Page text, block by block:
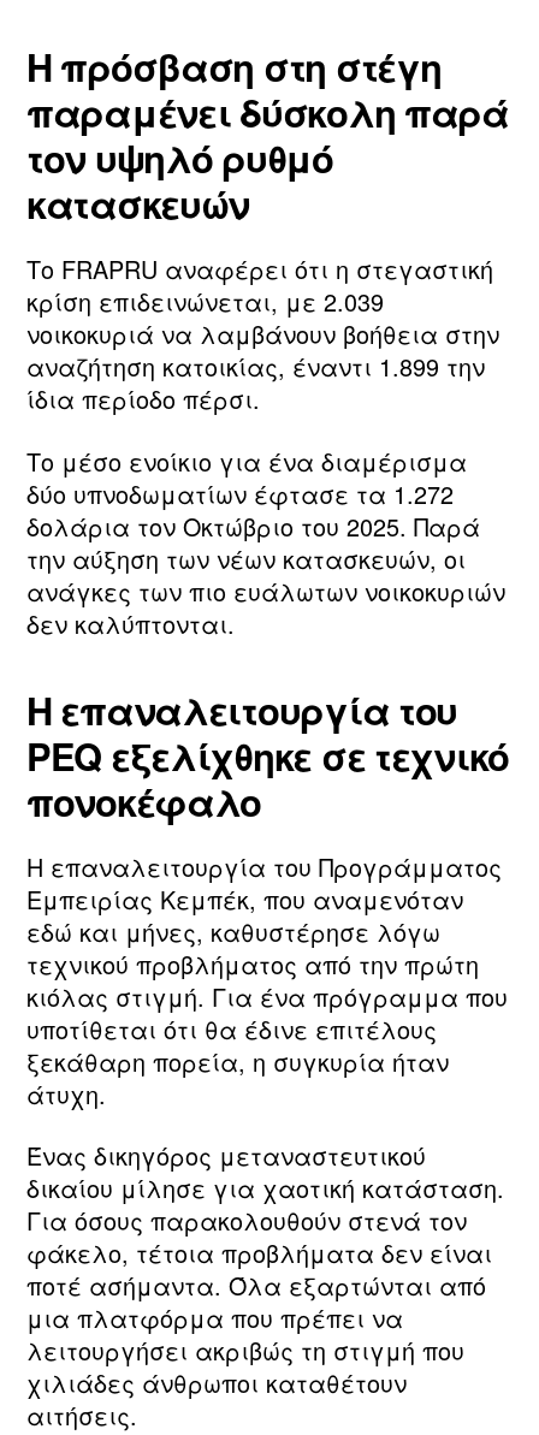
Η πρόσβαση στη στέγη
παραμένει δύσκολη παρά
τον υψηλό ρυθμό
κατασκευών
Το FRAPRU αναφέρει ότι η στεγαστική
κρίση επιδεινώνεται, με 2.039
νοικοκυριά να λαμβάνουν βοήθεια στην
αναζήτηση κατοικίας, έναντι 1.899 την
ίδια περίοδο πέρσι.
Το μέσο ενοίκιο για ένα διαμέρισμα
δύο υπνοδωματίων έφτασε τα 1.272
δολάρια τον Οκτώβριο του 2025. Παρά
την αύξηση των νέων κατασκευών, οι
ανάγκες των πιο ευάλωτων νοικοκυριών
δεν καλύπτονται.
Η επαναλειτουργία του
PEQ εξελίχθηκε σε τεχνικό
πονοκέφαλο
Η επαναλειτουργία του Προγράμματος
Εμπειρίας Κεμπέκ, που αναμενόταν
εδώ και μήνες, καθυστέρησε λόγω
τεχνικού προβλήματος από την πρώτη
κιόλας στιγμή. Για ένα πρόγραμμα που
υποτίθεται ότι θα έδινε επιτέλους
ξεκάθαρη πορεία, η συγκυρία ήταν
άτυχη.
Ένας δικηγόρος μεταναστευτικού
δικαίου μίλησε για χαοτική κατάσταση.
Για όσους παρακολουθούν στενά τον
φάκελο, τέτοια προβλήματα δεν είναι
ποτέ ασήμαντα. Όλα εξαρτώνται από
μια πλατφόρμα που πρέπει να
λειτουργήσει ακριβώς τη στιγμή που
χιλιάδες άνθρωποι καταθέτουν
αιτήσεις.